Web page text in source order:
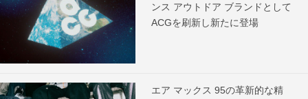
ンス アウトドア ブランドとして
ACGを刷新し新たに登場
エア マックス 95の革新的な精